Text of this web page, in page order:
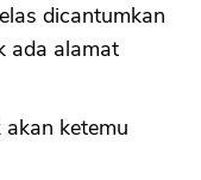
dicantumkan
ada alamat
ketemu